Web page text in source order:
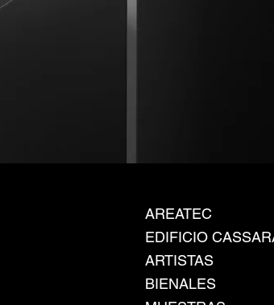
AREATEC
EDIFICIO
ARTISTAS
BIENALES